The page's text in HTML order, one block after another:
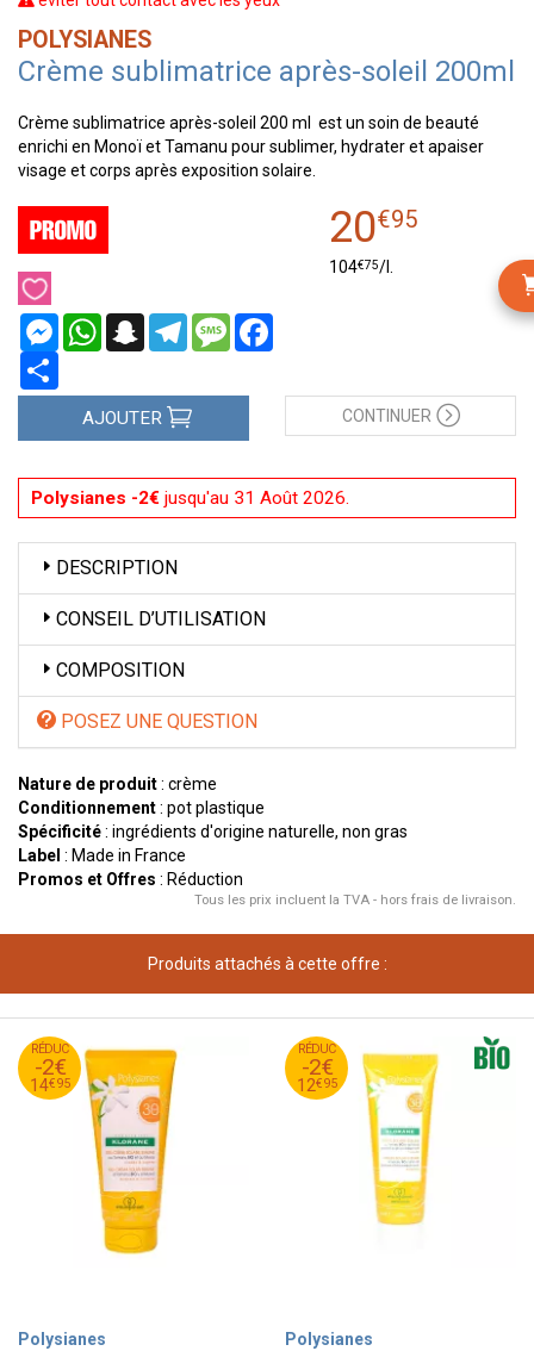
POLYSIANES
Crème sublimatrice après-soleil 200ml
Crème sublimatrice après-soleil 200 ml est un soin de beauté
enrichi en Monoï et Tamanu pour sublimer, hydrater et apaiser
visage et corps après exposition solaire.
MessengerWhatsAppSnapchatTelegramMessage
20€95
104€75/
AJOUTER CONTINUER
Polysianes -2€ jusqu'au 31 Août 2026.
DESCRIPTION
CONSEIL D’UTILISATION
COMPOSITION
POSEZ UNE QUESTION
Nature de produit: crème
Conditionnement: pot plastique
Spécificité: ingrédients d'origine naturelle, non gras
Label : Made in France
Promos et Offres : Réduction
Tous les prix incluent la TVA - hors frais de livraison.
Produits attachés à cette offre :
RÉDUC
-2€
14€95
16
€
95
14
€
95
Polysianes
RÉDUC
-2€
12€95
14
€
95
12
€
95
Polysianes